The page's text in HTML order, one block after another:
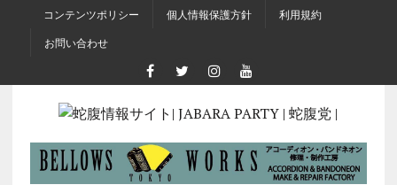
コンテンツポリシー 個人情報保護方針
利用規約
お問い合わせ